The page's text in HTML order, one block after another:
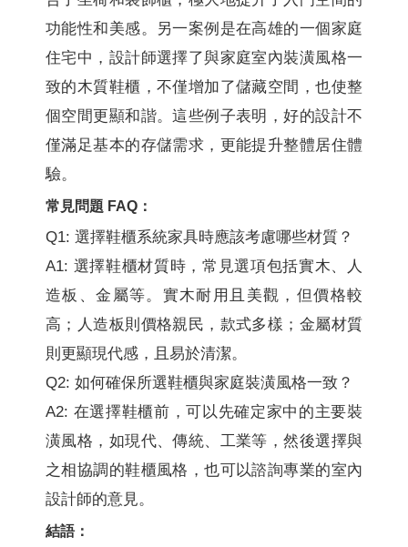
功能性和美感。另一案例是在高雄的一個家庭
住宅中，設計師選擇了與家庭室內裝潢風格一
致的木質鞋櫃，不僅增加了儲藏空間，也使整
個空間更顯和諧。這些例子表明，好的設計不
僅滿足基本的存儲需求，更能提升整體居住體
驗。
常見問題 FAQ：
Q1: 選擇鞋櫃系統家具時應該考慮哪些材質？
A1: 選擇鞋櫃材質時，常見選項包括實木、人
造板、金屬等。實木耐用且美觀，但價格較
高；人造板則價格親民，款式多樣；金屬材質
則更顯現代感，且易於清潔。
Q2: 如何確保所選鞋櫃與家庭裝潢風格一致？
A2: 在選擇鞋櫃前，可以先確定家中的主要裝
潢風格，如現代、傳統、工業等，然後選擇與
之相協調的鞋櫃風格，也可以諮詢專業的室內
設計師的意見。
結語：